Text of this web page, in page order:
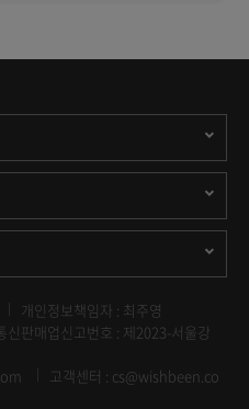
개인정보책임자 : 최주영
신판매업신고번호 : 제2023-서울강
고객센터 : cs@wishbeen.co